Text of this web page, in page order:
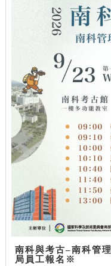
南科與考古–南科管
局員工報名※